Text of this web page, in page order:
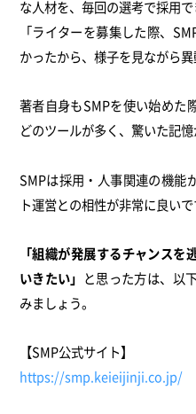
な人材を、毎回の選考で採用で
「ライターを募集した際、
かったから、様子を見ながら
著者自身もSMPを使い始めた
どのツールが多く、驚いた記憶
SMPは採用・人事関連の機能
ト運営との相性が非常に良いで
「組織が発展するチャンス
いきたい」 と思った方は、以
みましょう。
【SMP公式サイト】
https://smp.keieijinji.co.jp/